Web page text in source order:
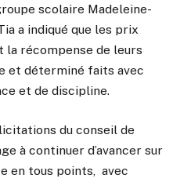
scolaire Madeleine-
a indiqué que les prix
la récompense de leurs
et déterminé faits avec
et de discipline.
du conseil de
à continuer d’avancer sur
en tous points, avec